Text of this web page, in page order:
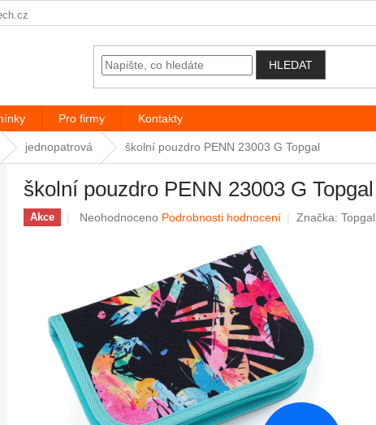
HLEDAT
Pro firmy Kontakty
jednopatrová školní pouzdro PENN 23003 G Topgal
školní pouzdro PENN 23003 G Topgal
Akce Průměrné hodnocení produktu je 0,0 z 5 hvězdiček.
Neohodnoceno Podrobnosti hodnocení Značka: Topgal